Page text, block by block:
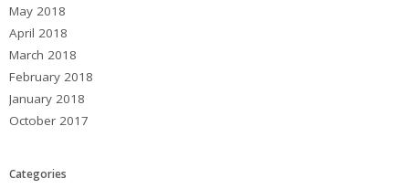
May 2018
April 2018
March 2018
February 2018
January 2018
October 2017
Categories